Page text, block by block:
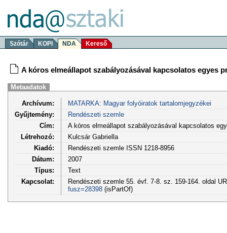
Szótár KOPI NDA Kereső
A kóros elmeállapot szabályozásával kapcsolatos egyes
Metaadatok
Archívum:
MATARKA: Magyar folyóiratok tartalomjegyzékei
Gyűjtemény:
Rendészeti szemle
Cím:
A kóros elmeállapot szabályozásával kapcsolatos
Létrehozó:
Kulcsár Gabriella
Kiadó:
Rendészeti szemle ISSN 1218-8956
Dátum:
2007
Típus:
Text
Kapcsolat:
Rendészeti szemle 55. évf. 7-8. sz. 159-164. oldal
fusz=28398(isPartOf)